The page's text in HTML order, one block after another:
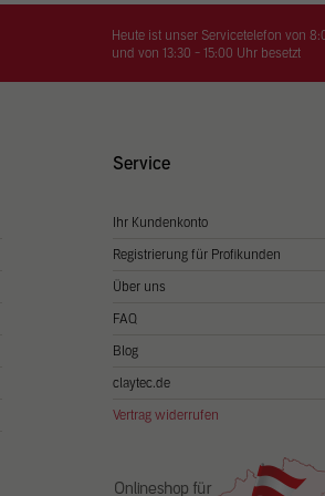
Heute ist unser Servicetelefon von
und von 13:30 - 15:00 Uhr besetzt
Service
Ihr Kundenkonto
Registrierung für Profikunden
Über uns
FAQ
Blog
claytec.de
Vertrag widerrufen
Sie